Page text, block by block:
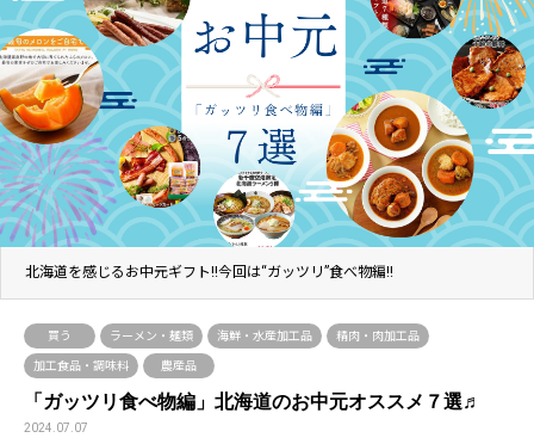
北海道を感じるお中元ギフト!!今回は“ガッツリ”食べ物編!!
買う ラーメン・麺類 海鮮・水産加工品 精肉・肉加工品
加工食品・調味料 農産品
「ガッツリ食べ物編」北海道のお中元オススメ７選♬
2024.07.07